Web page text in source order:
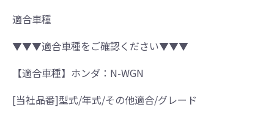
適合車種
▼▼▼適合車種をご確認ください▼▼▼
【適合車種】ホンダ：N-WGN
[当社品番]型式/年式/その他適合/グレード